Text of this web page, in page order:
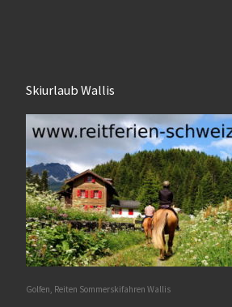
Skiurlaub Wallis
Golfen, Reiten Sommerskifahren Wallis